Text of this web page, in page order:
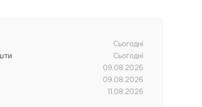
LANZA кислотна завивка
Cьогодні
Cьогодні
09.08.2026
09.08.2026
11.08.2026